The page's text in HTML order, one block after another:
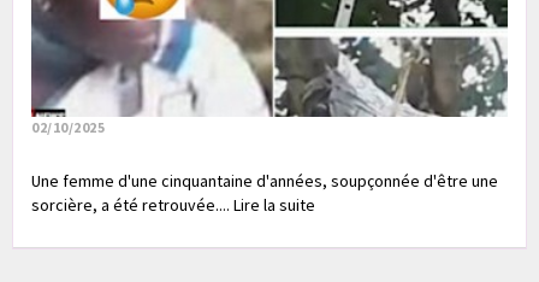
02/10/2025
Une femme d'une cinquantaine d'années, soupçonnée d'être une
sorcière, a été retrouvée.... Lire la suite